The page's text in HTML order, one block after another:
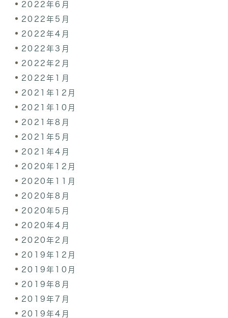
2022年6月
2022年5月
2022年4月
2022年3月
2022年2月
2022年1月
2021年12月
2021年10月
2021年8月
2021年5月
2021年4月
2020年12月
2020年11月
2020年8月
2020年5月
2020年4月
2020年2月
2019年12月
2019年10月
2019年8月
2019年7月
2019年4月